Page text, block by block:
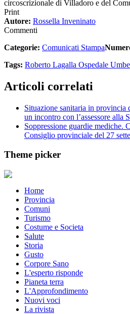
circoscrizionale di Villadoro e del
Print
Autore: Rossella Inveninato
Commenti
Categorie: Comunicati Stampa
Tags: Roberto Lagalla Ospedale
Articoli correlati
Situazione sanitaria in provincia
un incontro con l’assessore alla
Soppressione guardie mediche.
Consiglio provinciale del 27
Theme picker
Home
Provincia
Comuni
Turismo
Costume e Societa
Salute
Storia
Gusto
Corpore Sano
L'esperto risponde
Pianeta terra
L'Approfondimento
Nuovi voci
La rivista